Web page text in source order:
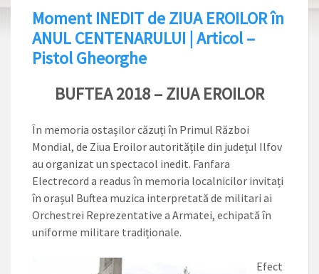
Moment INEDIT de ZIUA EROILOR în
ANUL CENTENARULUI | Articol –
Pistol Gheorghe
BUFTEA 2018 – ZIUA EROILOR
În memoria ostașilor căzuți în Primul Război
Mondial, de Ziua Eroilor autoritățile din județul Ilfov
au organizat un spectacol inedit. Fanfara
Electrecord a readus în memoria localnicilor invitați
în orașul Buftea muzica interpretată de militari ai
Orchestrei Reprezentative a Armatei, echipată în
uniforme militare tradiționale.
Efect